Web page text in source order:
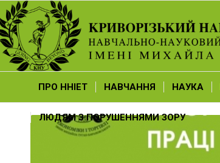
ПРО ННІЕТ НАВЧАННЯ НАУКА
ЛЮДЯМ З ПОРУШЕННЯМИ ЗОРУ